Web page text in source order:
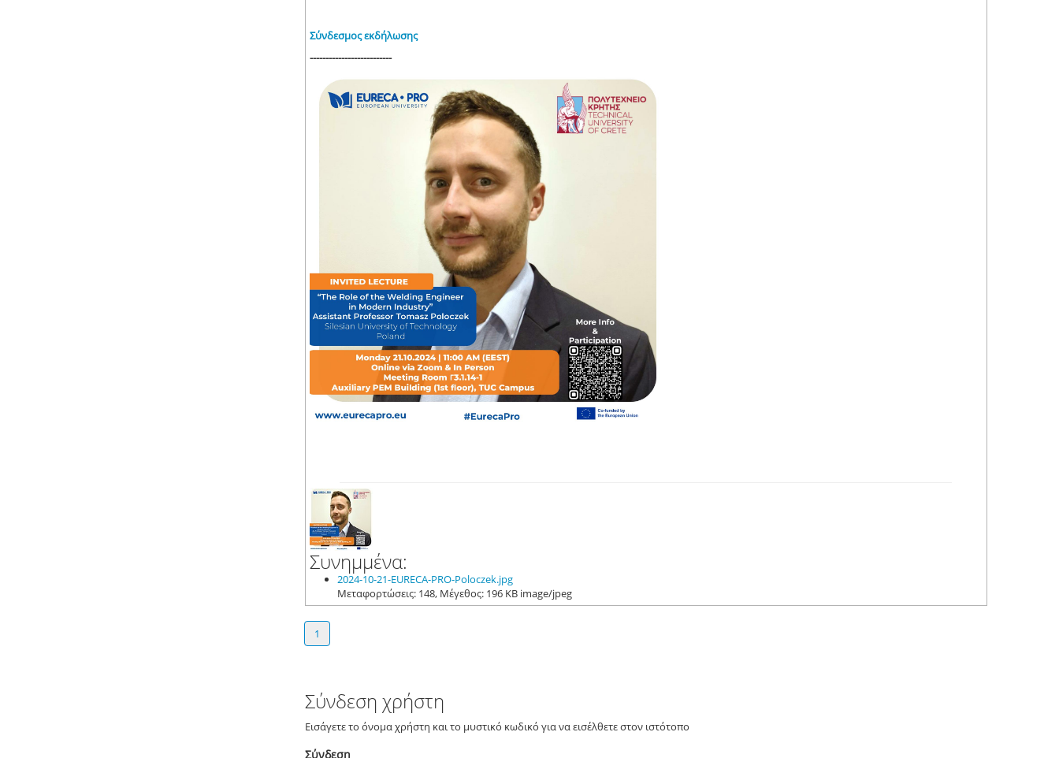
Σύνδεσμος εκδήλωσης
--------------------------
Συνημμένα:
2024-10-21-EURECA-PRO-Poloczek.jpg
Μεταφορτώσεις: 148, Μέγεθος: 196 KB image/jpeg
1
Σύνδεση χρήστη
Εισάγετε το όνομα χρήστη και το μυστικό κωδικό για να εισέλθετε στον ιστότοπο
Σύνδεση